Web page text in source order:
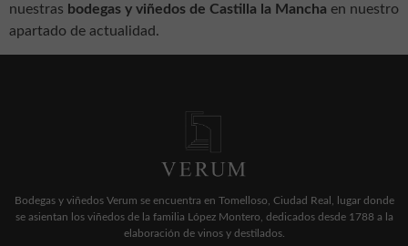
nuestras bodegas y viñedos de Castilla la Mancha en nuestro
apartado de actualidad.
Bodegas y viñedos Verum se encuentra en Tomelloso, Ciudad Real, lugar donde
se asientan los viñedos de la familia López Montero, dedicados desde 1788 a la
elaboración de vinos y destilados.